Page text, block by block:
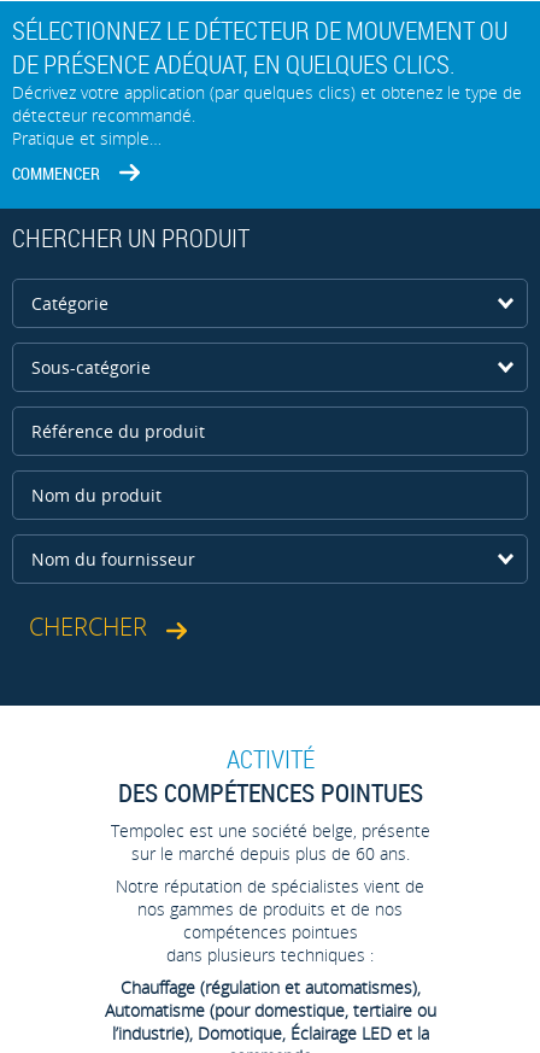
SÉLECTIONNEZ LE DÉTECTEUR DE MOUVEMENT OU
DE PRÉSENCE ADÉQUAT, EN QUELQUES CLICS.
Décrivez votre application (par quelques clics) et obtenez le type de
détecteur recommandé.
Pratique et simple…
COMMENCER
CHERCHER UN PRODUIT
Catégorie
Sous-catégorie
Nom du fournisseur
ACTIVITÉ
DES COMPÉTENCES POINTUES
Tempolec est une société belge, présente
sur le marché depuis plus de 60 ans.
Notre réputation de spécialistes vient de
nos gammes de produits et de nos
compétences pointues
dans plusieurs techniques :
Chauffage (régulation et automatismes),
Automatisme (pour domestique, tertiaire ou
l’industrie), Domotique, Éclairage LED et la